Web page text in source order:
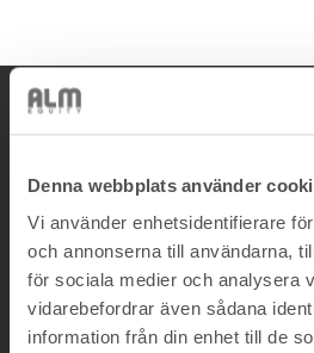
Denna webbplats använder
Vi använder enhetsidentifierare
och annonserna till användarna,
för sociala medier och analysera
vidarebefordrar även sådana
information från din enhet till de
Landsvägen 52, 172 63
Ring
08-562 303
Maila